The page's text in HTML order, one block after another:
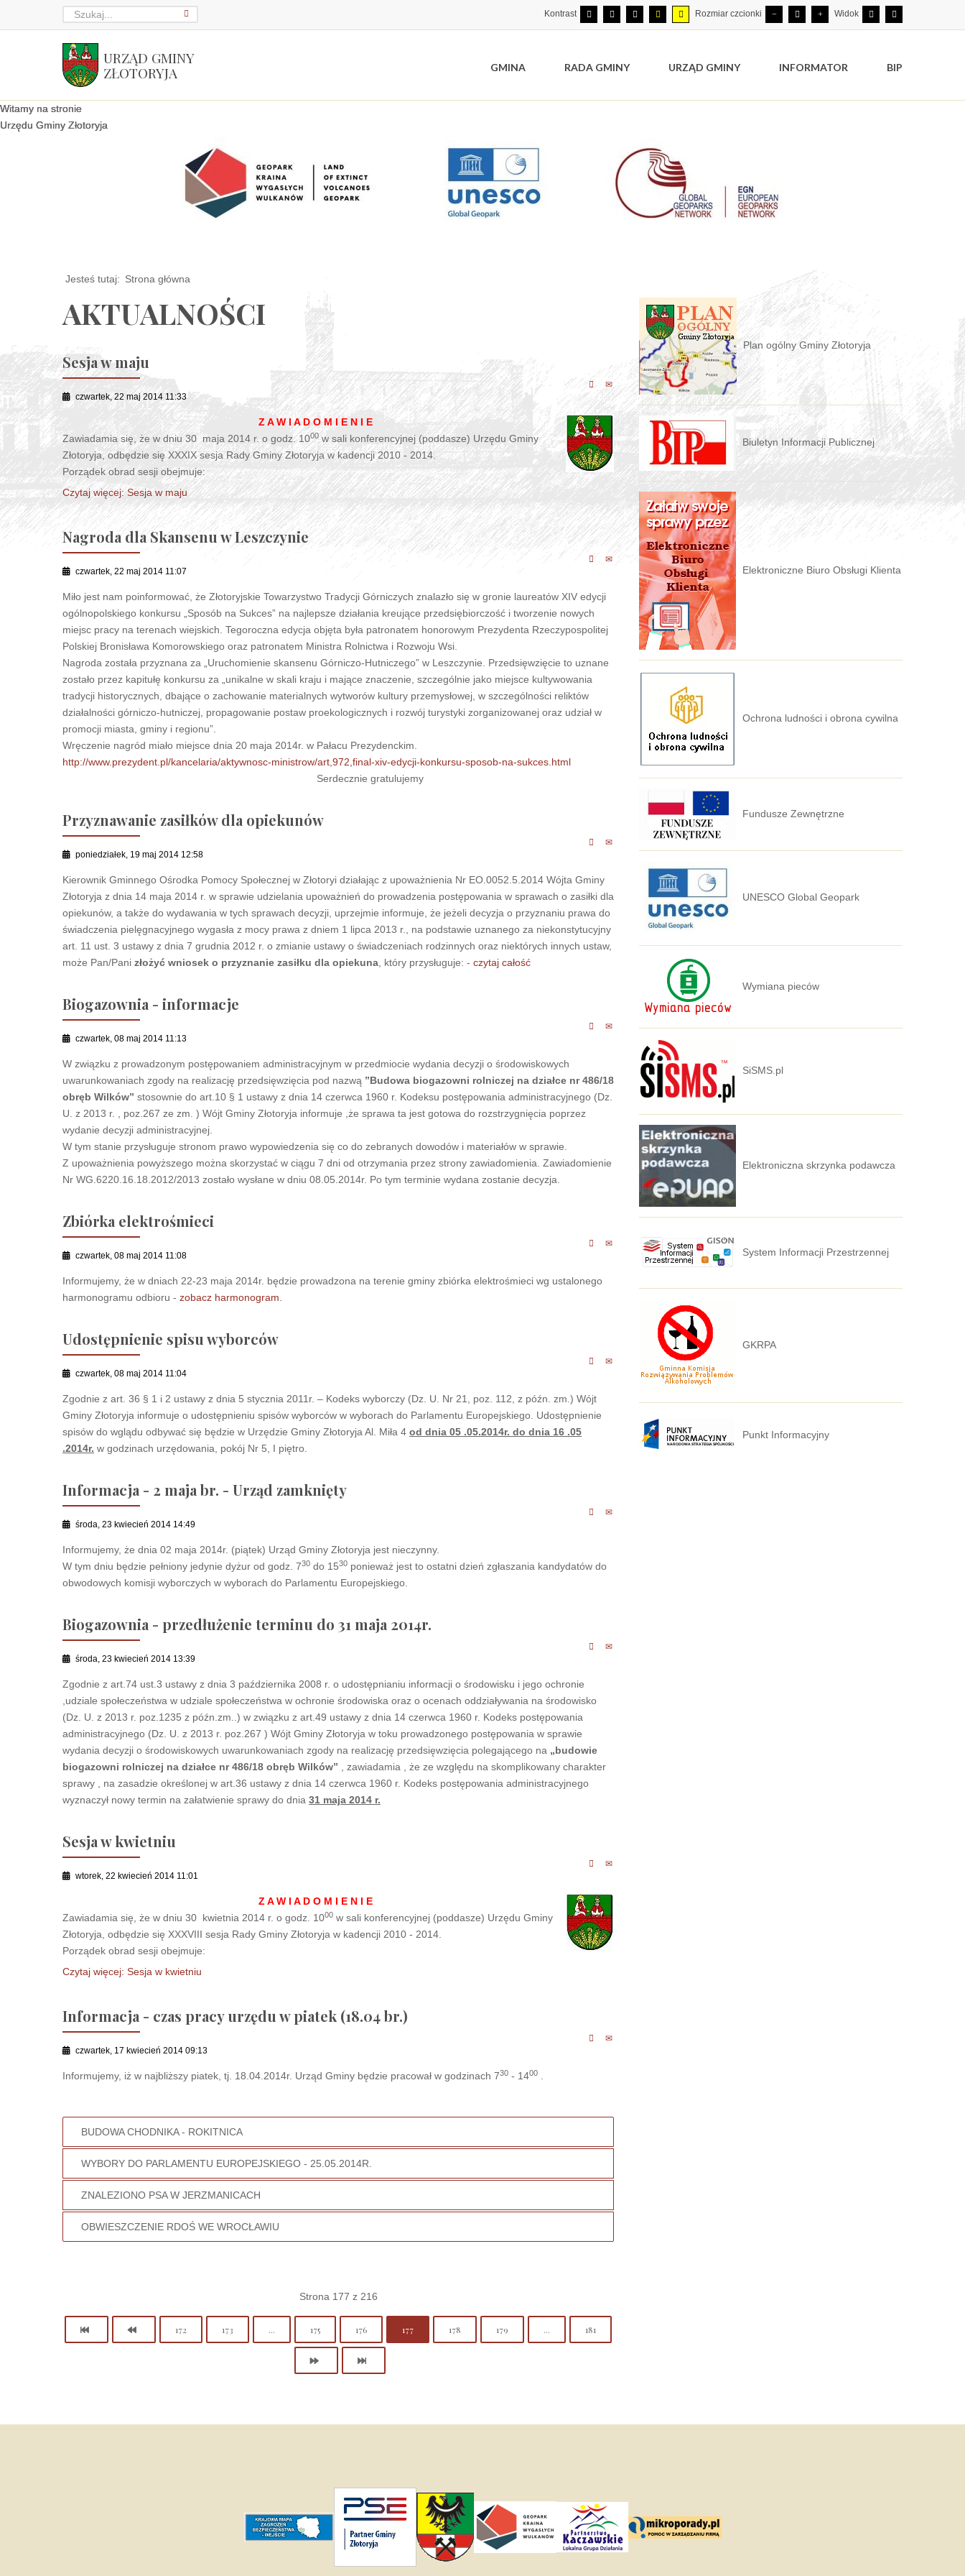
Kontrast Rozmiar czcionki Widok
URZĄD GMINY
ZŁOTORYJA
GMINA RADA GMINY URZĄD GMINY INFORMATOR BIP
Witamy na stronie
Urzędu Gminy Złotoryja
Witamy na stronie
Urzędu Gminy Złotoryja
Witamy na stronie
Urzędu Gminy Złotoryja
Jesteś tutaj: Strona główna
AKTUALNOŚCI
Sesja w maju
czwartek, 22 maj 2014 11:33
Z A W I A D O M I E N I E
Zawiadamia się, że w dniu 30 maja 2014 r. o godz. 1000 w sali konferencyjnej (poddasze) Urzędu Gminy
Złotoryja, odbędzie się XXXIX sesja Rady Gminy Złotoryja w kadencji 2010 - 2014.
Porządek obrad sesji obejmuje:
Czytaj więcej: Sesja w maju
Nagroda dla Skansenu w Leszczynie
czwartek, 22 maj 2014 11:07
Miło jest nam poinformować, że Złotoryjskie Towarzystwo Tradycji Górniczych znalazło się w gronie laureatów XIV edycji
ogólnopolskiego konkursu „Sposób na Sukces” na najlepsze działania kreujące przedsiębiorczość i tworzenie nowych
miejsc pracy na terenach wiejskich. Tegoroczna edycja objęta była patronatem honorowym Prezydenta Rzeczypospolitej
Polskiej Bronisława Komorowskiego oraz patronatem Ministra Rolnictwa i Rozwoju Wsi.
Nagroda została przyznana za „Uruchomienie skansenu Górniczo-Hutniczego” w Leszczynie. Przedsięwzięcie to uznane
zostało przez kapitułę konkursu za „unikalne w skali kraju i mające znaczenie, szczególnie jako miejsce kultywowania
tradycji historycznych, dbające o zachowanie materialnych wytworów kultury przemysłowej, w szczególności reliktów
działalności górniczo-hutniczej, propagowanie postaw proekologicznych i rozwój turystyki zorganizowanej oraz udział w
promocji miasta, gminy i regionu”.
Wręczenie nagród miało miejsce dnia 20 maja 2014r. w Pałacu Prezydenckim.
http://www.prezydent.pl/kancelaria/aktywnosc-ministrow/art,972,final-xiv-edycji-konkursu-sposob-na-sukces.html
Serdecznie gratulujemy
Przyznawanie zasiłków dla opiekunów
poniedziałek, 19 maj 2014 12:58
Kierownik Gminnego Ośrodka Pomocy Społecznej w Złotoryi działając z upoważnienia Nr EO.0052.5.2014 Wójta Gminy
Złotoryja z dnia 14 maja 2014 r. w sprawie udzielania upoważnień do prowadzenia postępowania w sprawach o zasiłki dla
opiekunów, a także do wydawania w tych sprawach decyzji, uprzejmie informuje, że jeżeli decyzja o przyznaniu prawa do
świadczenia pielęgnacyjnego wygasła z mocy prawa z dniem 1 lipca 2013 r., na podstawie uznanego za niekonstytucyjny
art. 11 ust. 3 ustawy z dnia 7 grudnia 2012 r. o zmianie ustawy o świadczeniach rodzinnych oraz niektórych innych ustaw,
może Pan/Pani złożyć wniosek o przyznanie zasiłku dla opiekuna , który przysługuje: - czytaj całość
Biogazownia - informacje
czwartek, 08 maj 2014 11:13
W związku z prowadzonym postępowaniem administracyjnym w przedmiocie wydania decyzji o środowiskowych
uwarunkowaniach zgody na realizację przedsięwzięcia pod nazwą ”Budowa biogazowni rolniczej na działce nr 486/18
obręb Wilków” stosownie do art.10 § 1 ustawy z dnia 14 czerwca 1960 r. Kodeksu postępowania administracyjnego (Dz.
U. z 2013 r. , poz.267 ze zm. ) Wójt Gminy Złotoryja informuje ,że sprawa ta jest gotowa do rozstrzygnięcia poprzez
wydanie decyzji administracyjnej.
W tym stanie przysługuje stronom prawo wypowiedzenia się co do zebranych dowodów i materiałów w sprawie.
Z upoważnienia powyższego można skorzystać w ciągu 7 dni od otrzymania przez strony zawiadomienia. Zawiadomienie
Nr WG.6220.16.18.2012/2013 zostało wysłane w dniu 08.05.2014r. Po tym terminie wydana zostanie decyzja.
Zbiórka elektrośmieci
czwartek, 08 maj 2014 11:08
Informujemy, że w dniach 22-23 maja 2014r. będzie prowadzona na terenie gminy zbiórka elektrośmieci wg ustalonego
harmonogramu odbioru - zobacz harmonogram
Udostępnienie spisu wyborców
czwartek, 08 maj 2014 11:04
Zgodnie z art. 36 § 1 i 2 ustawy z dnia 5 stycznia 2011r. – Kodeks wyborczy (Dz. U. Nr 21, poz. 112, z późn. zm.) Wójt
Gminy Złotoryja informuje o udostępnieniu spisów wyborców w wyborach do Parlamentu Europejskiego. Udostępnienie
spisów do wglądu odbywać się będzie w Urzędzie Gminy Złotoryja Al. Miła 4 od dnia 05 .05.2014r. do dnia 16 .05
.2014r. w godzinach urzędowania, pokój Nr 5, I piętro.
Informacja - 2 maja br. - Urząd zamknięty
środa, 23 kwiecień 2014 14:49
Informujemy, że dnia 02 maja 2014r. (piątek) Urząd Gminy Złotoryja jest nieczynny.
W tym dniu będzie pełniony jedynie dyżur od godz. 730 do 1530 ponieważ jest to ostatni dzień zgłaszania kandydatów do
obwodowych komisji wyborczych w wyborach do Parlamentu Europejskiego.
Biogazownia - przedłużenie terminu do 31 maja 2014r.
środa, 23 kwiecień 2014 13:39
Zgodnie z art.74 ust.3 ustawy z dnia 3 października 2008 r. o udostępnianiu informacji o środowisku i jego ochronie
,udziale społeczeństwa w udziale społeczeństwa w ochronie środowiska oraz o ocenach oddziaływania na środowisko
(Dz. U. z 2013 r. poz.1235 z późn.zm..) w związku z art.49 ustawy z dnia 14 czerwca 1960 r. Kodeks postępowania
administracyjnego (Dz. U. z 2013 r. poz.267 ) Wójt Gminy Złotoryja w toku prowadzonego postępowania w sprawie
wydania decyzji o środowiskowych uwarunkowaniach zgody na realizację przedsięwzięcia polegającego na „budowie
biogazowni rolniczej na działce nr 486/18 obręb Wilków” , zawiadamia , że ze względu na skomplikowany charakter
sprawy , na zasadzie określonej w art.36 ustawy z dnia 14 czerwca 1960 r. Kodeks postępowania administracyjnego
wyznaczył nowy termin na załatwienie sprawy do dnia 31 maja 2014 r.
Sesja w kwietniu
wtorek, 22 kwiecień 2014 11:01
Z A W I A D O M I E N I E
Zawiadamia się, że w dniu 30 kwietnia 2014 r. o godz. 1000 w sali konferencyjnej (poddasze) Urzędu Gminy
Złotoryja, odbędzie się XXXVIII sesja Rady Gminy Złotoryja w kadencji 2010 - 2014.
Porządek obrad sesji obejmuje:
Czytaj więcej: Sesja w kwietniu
Informacja - czas pracy urzędu w piatek (18.04 br.)
czwartek, 17 kwiecień 2014 09:13
Informujemy, iż w najbliższy piatek, tj. 18.04.2014r. Urząd Gminy będzie pracował w godzinach 730 - 1400
BUDOWA CHODNIKA - ROKITNICA
WYBORY DO PARLAMENTU EUROPEJSKIEGO - 25.05.2014R.
ZNALEZIONO PSA W JERZMANICACH
OBWIESZCZENIE RDOŚ WE WROCŁAWIU
Strona 177 z 216
172 173 ... 175 176 177 178 179 ... 181
Plan ogólny Gminy Złotoryja
Biuletyn Informacji Publicznej
Elektroniczne Biuro Obsługi Klienta
Ochrona ludności i obrona cywilna
Fundusze Zewnętrzne
UNESCO Global Geopark
Wymiana pieców
SiSMS.pl
Elektroniczna skrzynka podawcza
System Informacji Przestrzennej
GKRPA
Punkt Informacyjny